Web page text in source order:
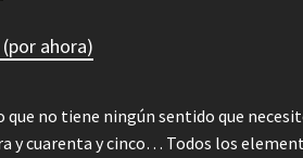
ahora)
que no tiene ningún sentido que
y cuarenta y cinco… Todos los